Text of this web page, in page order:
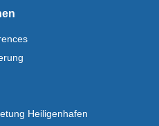
Heiligenhafen